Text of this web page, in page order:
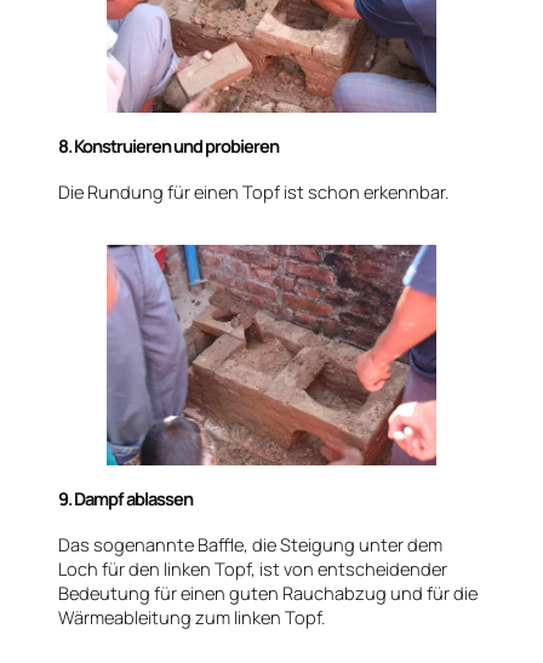
8. Konstruieren und probieren
Die Rundung für einen Topf ist schon erkennbar.
9. Dampf ablassen
Das sogenannte Baffle, die Steigung unter dem
Loch für den linken Topf, ist von entscheidender
Bedeutung für einen guten Rauchabzug und für die
Wärmeableitung zum linken Topf.